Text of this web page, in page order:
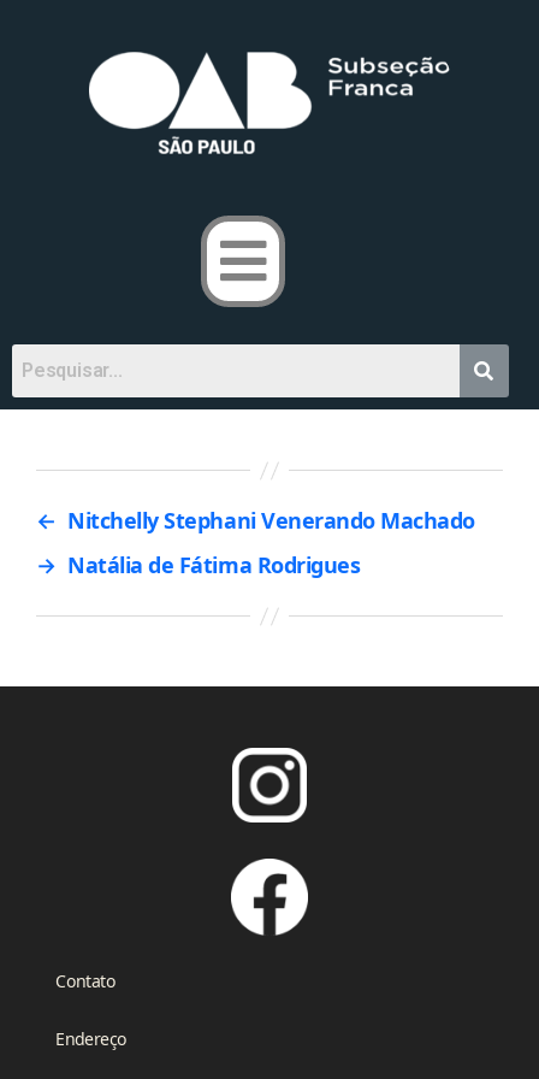
← Nitchelly Stephani Venerando Machado
→ Natália de Fátima Rodrigues
Contato
Endereço